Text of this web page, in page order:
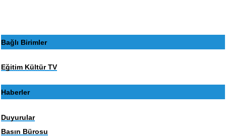
Bağlı Birimler
Eğitim Kültür TV
Haberler
Duyurular
Basın Bürosu